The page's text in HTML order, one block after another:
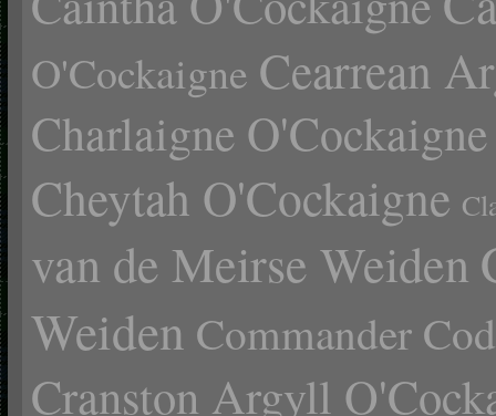
O'Cockaigne Cearrean
Charlaigne O'Cockaigne
Cheytah O'Cockaigne
van de Meirse Weiden
Weiden Commander
Cranston Argyll